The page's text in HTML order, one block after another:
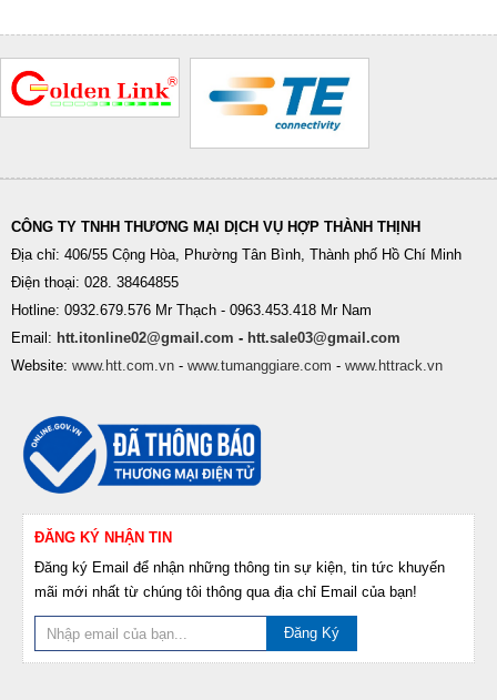
CÔNG TY TNHH THƯƠNG MẠI DỊCH VỤ HỢP THÀNH THỊNH
Địa chỉ: 406/55 Cộng Hòa, Phường Tân Bình, Thành phố Hồ Chí Minh
Điện thoại: 028. 38464855
Hotline: 0932.679.576 Mr Thạch - 0963.453.418 Mr Nam
Email: htt.itonline02@gmail.com - htt.sale03@gmail.com
Website: www.htt.com.vn - www.tumanggiare.com - www.httrack.vn
ĐĂNG KÝ NHẬN TIN
Đăng ký Email để nhận những thông tin sự kiện, tin tức khuyến
mãi mới nhất từ chúng tôi thông qua địa chỉ Email của bạn!
Đăng Ký